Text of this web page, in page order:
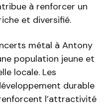
à renforcer un
et diversifié.
métal à Antony
population jeune et
locale. Les
durable
l’attractivité